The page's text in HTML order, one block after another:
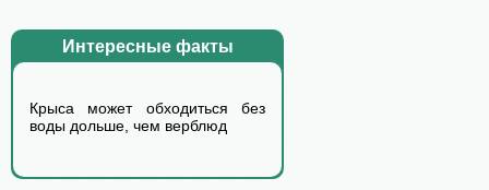
Интересные факты
Крыса может обходиться без
воды дольше, чем верблюд